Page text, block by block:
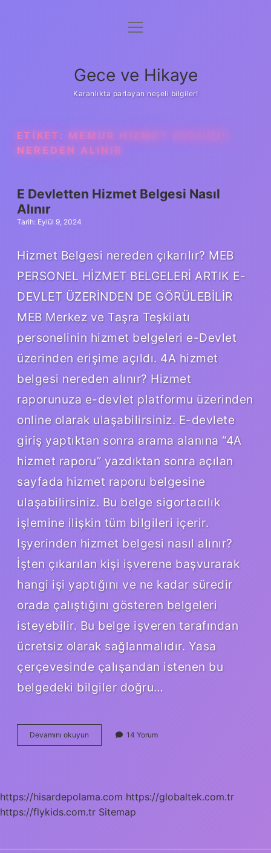
Anasayfa
Yasal Uyarı
menüyü
Gece ve Hikaye
Karanlıkta parlayan neşeli bilgiler!
ETIKET: MEMUR HIZMET DÖKÜMÜ
NEREDEN ALINIR
E Devletten Hizmet Belgesi Nasıl
Alınır
Tarih: Eylül 9, 2024
Hizmet Belgesi nereden çıkarılır? MEB
PERSONEL HİZMET BELGELERİ ARTIK E-
DEVLET ÜZERİNDEN DE GÖRÜLEBİLİR
MEB Merkez ve Taşra Teşkilatı
personelinin hizmet belgeleri e-Devlet
üzerinden erişime açıldı. 4A hizmet
belgesi nereden alınır? Hizmet
raporunuza e-devlet platformu üzerinden
online olarak ulaşabilirsiniz. E-devlete
giriş yaptıktan sonra arama alanına “4A
hizmet raporu” yazdıktan sonra açılan
sayfada hizmet raporu belgesine
ulaşabilirsiniz. Bu belge sigortacılık
işlemine ilişkin tüm bilgileri içerir.
Işyerinden hizmet belgesi nasıl alınır?
İşten çıkarılan kişi işverene başvurarak
hangi işi yaptığını ve ne kadar süredir
orada çalıştığını gösteren belgeleri
isteyebilir. Bu belge işveren tarafından
ücretsiz olarak sağlanmalıdır. Yasa
çerçevesinde çalışandan istenen bu
belgedeki bilgiler doğru…
Devamını okuyun
Devletten
14 Yorum
https://hisardepolama.com https://globaltek.com.tr
https://flykids.com.tr Sitemap